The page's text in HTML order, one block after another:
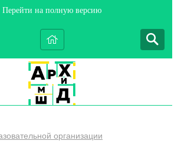
Перейти на полную версию
организации